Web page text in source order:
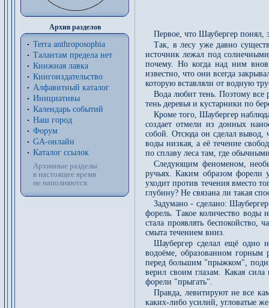
Архив разделов
Terra anthroposophia
Талантам предела нет
Книжная лавка
Книгоиздательство
Алфавитный каталог
Инициативы
Календарь событий
Наш город
Форум
GA-онлайн
Каталог ссылок
Архивные разделы
в настоящее время
не наполняются
Первое, что Шаубергер понял,
Так, в лесу уже давно
источник лежал под
почему. Но когда над ним
известно, что они всегда
которую вставляли от водную
Вода любит тень. Поэтому все
тень деревья и кустарники по
Кроме того, Шаубергер
создает отмели из донных
собой. Отсюда он сделал вывод,
воды низкая, а её течение
по сплаву леса там, где
Следующим феноменом,
ручьях. Каким образом форели
уходит против течения вместо
глубину? Не связана ли такая
Задумано - сделано:
форель. Такое количество воды
стала проявлять
смыта течением вниз.
Шаубергер сделал ещё одно
водоёме, образованном горным
перед большим "прыжком",
верил своим глазам. Какая
форели "прыгать".
Правда, левитируют не все
каких-либо усилий, угловатые